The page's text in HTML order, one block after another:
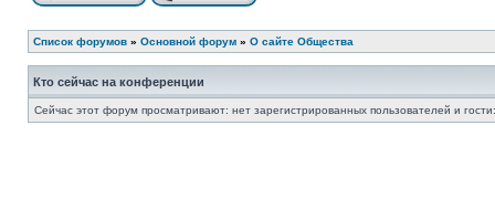
Список форумов » Основной форум » О сайте Общества
Кто сейчас на конференции
Сейчас этот форум просматривают: нет зарегистрированных пользователей и